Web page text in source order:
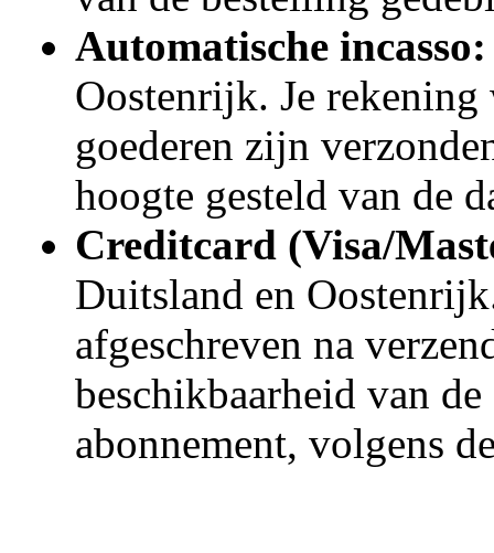
Automatische incasso:
Oostenrijk. Je rekening
goederen zijn
hoogte gesteld van de
Creditcard (Visa/
Duitsland en
afgeschreven na
beschikbaarheid van
abonnement, volgens